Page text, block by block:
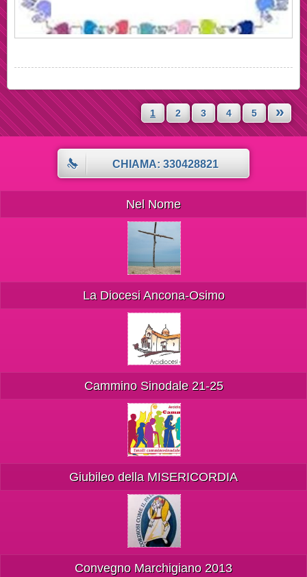
1 2 3 4 5 »
CHIAMA: 330428821
Nel Nome
La Diocesi Ancona-Osimo
Cammino Sinodale 21-25
Giubileo della MISERICORDIA
Convegno Marchigiano 2013